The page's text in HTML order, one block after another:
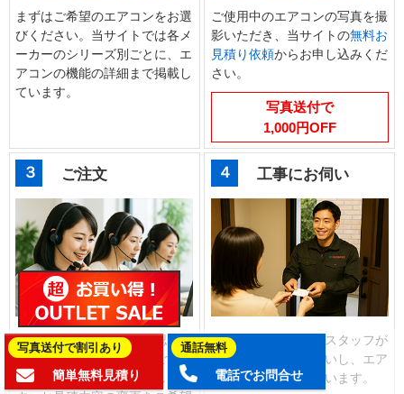
まずはご希望のエアコンをお選
びください。当サイトでは各メ
ーカーのシリーズ別ごとに、エ
アコンの機能の詳細まで掲載し
ています。
ご使用中のエアコンの写真を撮
影いただき、当サイトの無料お
見積り依頼からお申し込みくだ
さい。
写真送付で
1,000円OFF
３ ご注文
お客様マイページでご確認いた
だいたお見積り画面からご注文
のお手続きをお願いいたしま
４ 工事にお伺い
商品の手配後、工事スタッフが
ご予約の日時にお伺いし、エア
コンの交換工事を行います。
写真送付で割引あり
簡単無料見積り
通話無料
電話でお問合せ